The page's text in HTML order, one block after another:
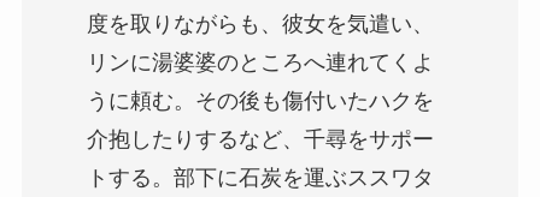
度を取りながらも、彼女を気遣い、
リンに湯婆婆のところへ連れてくよ
うに頼む。その後も傷付いたハクを
介抱したりするなど、千尋をサポー
トする。部下に石炭を運ぶススワタ